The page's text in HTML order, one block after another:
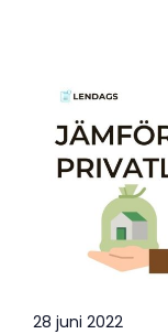
28 juni 2022